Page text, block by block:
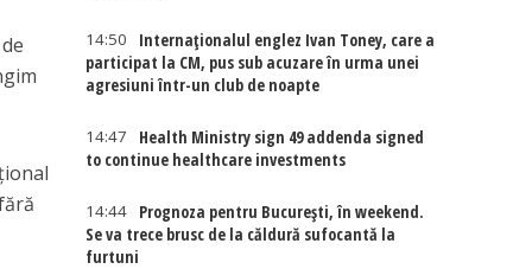
14:50
Internaţionalul englez Ivan Toney, care a
participat la CM, pus sub acuzare în urma unei
agresiuni într-un club de noapte
14:47
Health Ministry sign 49 addenda signed
to continue healthcare investments
14:44
Prognoza pentru București, în weekend.
Se va trece brusc de la căldură sufocantă la
furtuni